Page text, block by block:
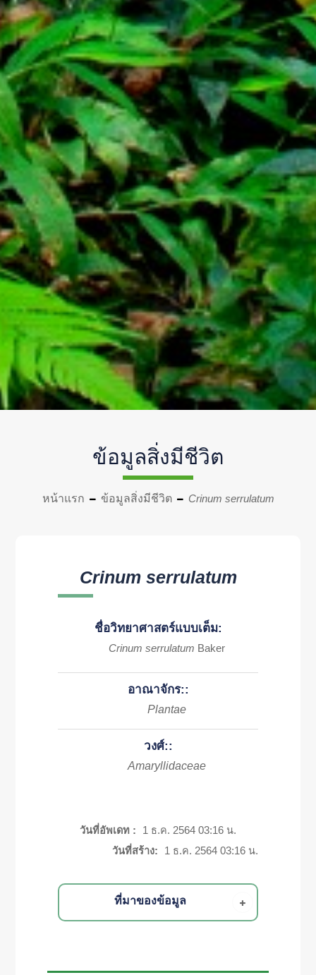
ข้อมูลสิ่งมีชีวิต
หน้าแรก ข้อมูลสิ่งมีชีวิต Crinum serrulatum
Crinum serrulatum
ชื่อวิทยาศาสตร์แบบเต็ม:
Crinum serrulatum Baker
อาณาจักร::
Plantae
วงศ์::
Amaryllidaceae
วันที่อัพเดท :
1 ธ.ค. 2564 03:16 น.
วันที่สร้าง:
1 ธ.ค. 2564 03:16 น.
ที่มาของข้อมูล